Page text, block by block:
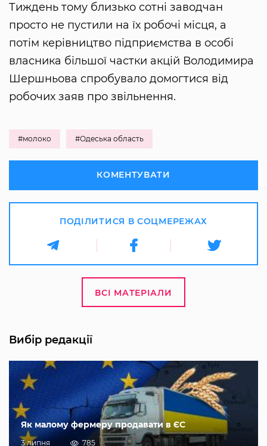
Тиждень тому близько сотні заводчан
просто не пустили на їх робочі місця, а
потім керівництво підприємства в особі
власника більшої частки акцій Володимира
Шершньова спробувало домогтися від
робочих заяв про звільнення.
#молоко #Одеська область
КОМЕНТУВАТИ
ПОДІЛИТИСЯ В СОЦМЕРЕЖАХ
ВСІ МАТЕРІАЛИ
Вибір редакції
Як малому фермеру продавати в ЄС
3 липня 785